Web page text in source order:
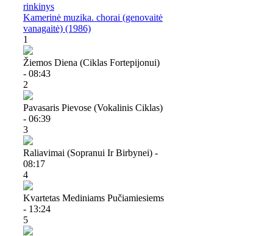
rinkinys
Kamerinė muzika. chorai (genovaitė
vanagaitė) (1986)
1
Žiemos Diena (ciklas Fortepijonui)
- 08:43
2
Pavasaris Pievose (vokalinis Ciklas)
- 06:39
3
Raliavimai (sopranui Ir Birbynei) -
08:17
4
Kvartetas Mediniams Pučiamiesiems
- 13:24
5